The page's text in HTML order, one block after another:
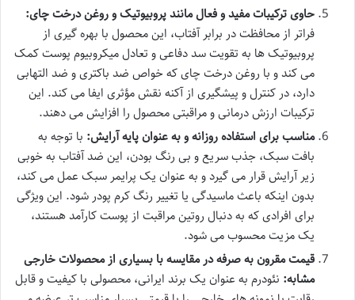
حاوی ترکیبات مفید و فعال مانند پروبیوتیک و روغن درخت چای:
فراتر از محافظت در برابر آفتاب، این محصول با بهره گیری از
پروبیوتیک ها به تقویت سد دفاعی و تعادل میکروبیوم پوست کمک
می کند و با روغن درخت چای که خواص ضد باکتری و ضد التهابی
دارد، در کنترل و پیشگیری از آکنه نقش مؤثری ایفا می کند. این
ترکیبات ارزش درمانی و مراقبتی محصول را افزایش می دهند.
مناسب برای استفاده روزانه و به عنوان پایه آرایش: با توجه به
بافت سبک، جذب سریع و بی رنگ بودن، این ضد آفتاب به خوبی
زیر آرایش قرار می گیرد و به عنوان یک پرایمر سبک عمل می کند،
بدون اینکه باعث ماسیدگی یا تغییر رنگ کرم پودر شود. این ویژگی
برای افرادی که به دنبال روتین مراقبت از پوست کارآمد هستند،
یک مزیت محسوب می شود.
قیمت مقرون به صرفه در مقایسه با بسیاری از محصولات خارجی
مشابه: نئودرم به عنوان یک برند ایرانی، محصولی با کیفیت و قابل